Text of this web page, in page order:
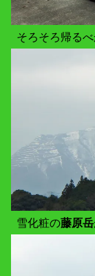
そろそろ帰る
雪化粧の藤原岳